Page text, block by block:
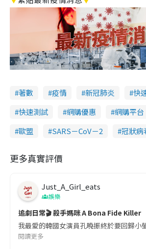
著數 疫情 新冠肺炎
快
快速測試
網購優惠 網購平台
歐盟
SARS－CoV－2 冠狀病
更多真實評價
Just_A_Girl_eats
娛樂
追劇日常🎬 殺手媽咪 A Bona Fide Killer
我最愛的韓國女演員孔曉振終於要回歸
閱讀更多